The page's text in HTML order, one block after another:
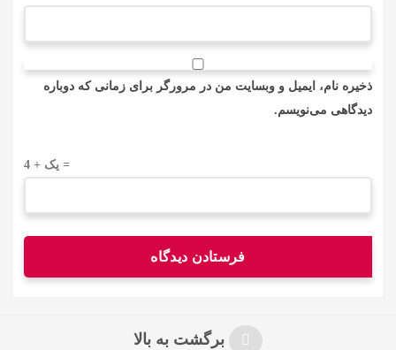
ذخیره نام، ایمیل و وبسایت من در مرورگر برای زمانی که دوباره
دیدگاهی می‌نویسم.
4 + یک =
برگشت به بالا